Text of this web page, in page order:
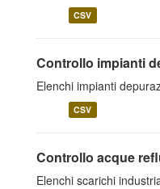
CSV
Controllo impianti
Elenchi impianti
CSV
Controllo acque
Elenchi scarichi